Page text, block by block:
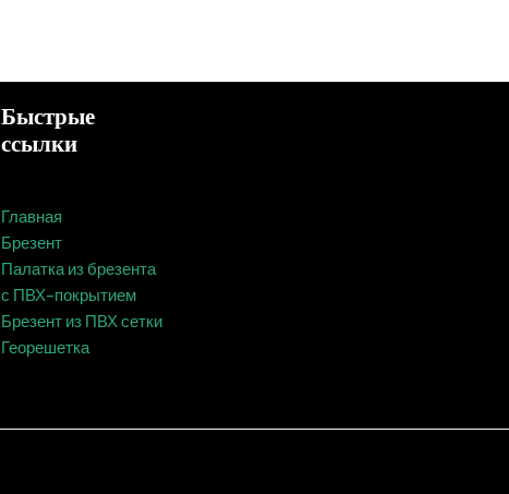
Быстрые
ссылки
Главная
Брезент
Палатка из брезента
с ПВХ-покрытием
Брезент из ПВХ сетки
Георешетка